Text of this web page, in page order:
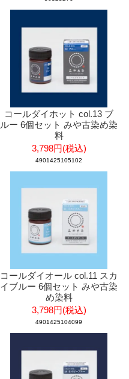
コールダイホット col.13 ブ
ルー 6個セット みや古染め染
料
3,798円(税込)
4901425105102
コールダイオール col.11 スカ
イブルー 6個セット みや古染
め染料
3,798円(税込)
4901425104099